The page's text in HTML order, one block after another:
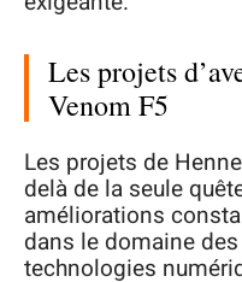
Les projets
Venom F5
Les projets de
delà de la seule
améliorations
dans le domaine
technologies